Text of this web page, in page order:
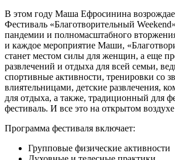
В этом году Маша Ефросинина
Фестиваль «Благотворительный
пандемии и полномасштабного
и каждое мероприятие Маши,
станет местом силы для женщин, а еще
развлечений и отдыха для всей семьи,
спортивные активности, тренировки со
влиятельницами, детские развлечения,
для отдыха, а также, традиционный для
фестиваль. И все это на открытом
Программа фестиваля включает:
Групповые физические активности